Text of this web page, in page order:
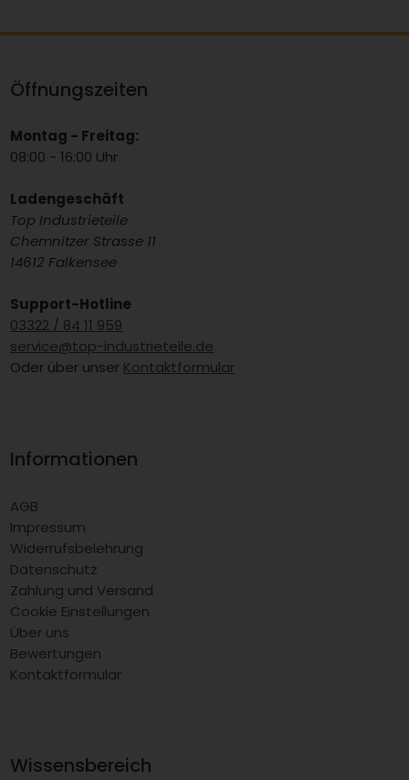
Öffnungszeiten
Montag - Freitag:
08:00 - 16:00 Uhr
Ladengeschäft
Top Industrieteile
Chemnitzer Strasse 11
14612 Falkensee
Support-Hotline
03322 / 84 11 959
service@top-industrieteile.de
Oder über unser Kontaktformular
Informationen
AGB
Impressum
Widerrufsbelehrung
Datenschutz
Zahlung und Versand
Cookie Einstellungen
Über uns
Bewertungen
Kontaktformular
Wissensbereich